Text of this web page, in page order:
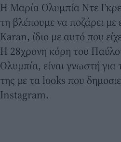
Η Μαρία Ολυμπία Ντε
τη βλέπουμε να ποζάρει
Karan, ίδιο με αυτό που
H 28χρονη κόρη του
Ολυμπία, είναι γνωστή για
της με τα looks που
Instagram.